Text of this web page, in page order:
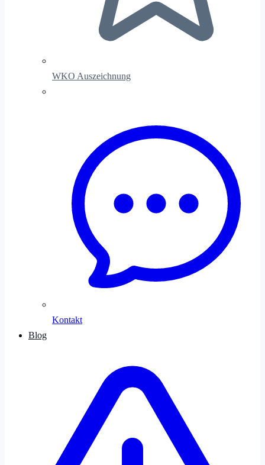
WKO Auszeichnung
Kontakt
Blog